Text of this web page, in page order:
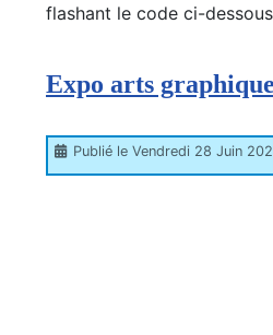
flashant le code ci-
Expo arts
Publié le Vendredi 28 Juin